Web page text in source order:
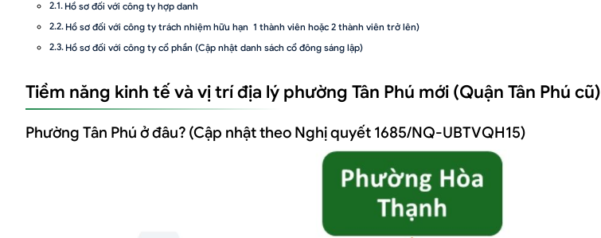
Hồ sơ đối với công ty hợp danh
Hồ sơ đối với công ty trách nhiệm hữu hạn 1 thành viên hoặc 2 thành viên trở lên)
Hồ sơ đối với công ty cổ phần (Cập nhật danh sách cổ đông sáng lập)
Chi tiết hồ sơ thành lập công ty tại phường Tân Phú theo Nghị định 168/2025/NĐ-CP
Bước 1: Đăng ký tài khoản định danh điện tử cho doanh nghiệp (Thay thế tài khoản ĐKKD cũ)
Bước 3: Theo dõi phản hồi và nhận Giấy chứng nhận ĐKDN qua bưu điện
Tiềm năng kinh tế và vị trí địa lý phường Tân Phú mới (Quận Tân Phú cũ)
Phường Tân Phú ở đâu? (Cập nhật theo Nghị quyết 1685/NQ-UBTVQH15)